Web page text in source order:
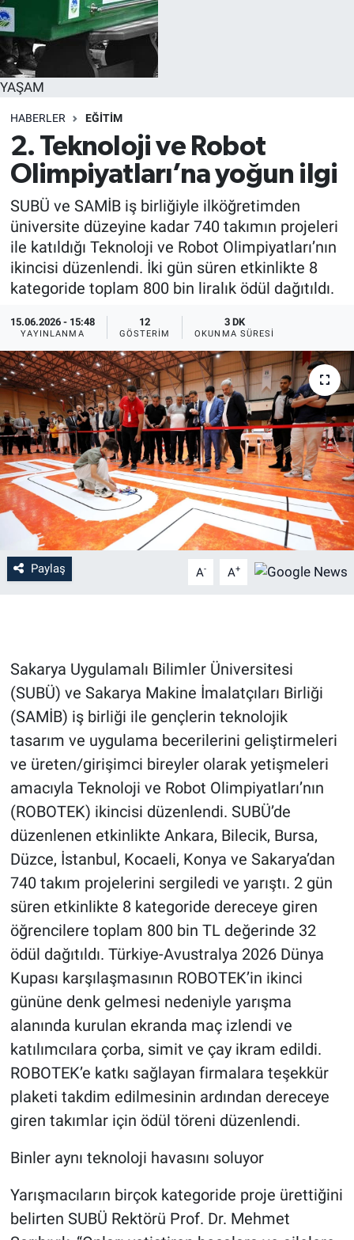
YAŞAM
HABERLER EĞİTİM
2. Teknoloji ve Robot
Olimpiyatları’na yoğun ilgi
SUBÜ ve SAMİB iş birliğiyle ilköğretimden
üniversite düzeyine kadar 740 takımın projeleri
ile katıldığı Teknoloji ve Robot Olimpiyatları’nın
ikincisi düzenlendi. İki gün süren etkinlikte 8
kategoride toplam 800 bin liralık ödül dağıtıldı.
15.06.2026 - 15:48
YAYINLANMA
12
GÖSTERIM
3 DK
OKUNMA SÜRESI
Paylaş A- A+
Sakarya Uygulamalı Bilimler Üniversitesi
(SUBÜ) ve Sakarya Makine İmalatçıları Birliği
(SAMİB) iş birliği ile gençlerin teknolojik
tasarım ve uygulama becerilerini geliştirmeleri
ve üreten/girişimci bireyler olarak yetişmeleri
amacıyla Teknoloji ve Robot Olimpiyatları’nın
(ROBOTEK) ikincisi düzenlendi. SUBÜ’de
düzenlenen etkinlikte Ankara, Bilecik, Bursa,
Düzce, İstanbul, Kocaeli, Konya ve Sakarya’dan
740 takım projelerini sergiledi ve yarıştı. 2 gün
süren etkinlikte 8 kategoride dereceye giren
öğrencilere toplam 800 bin TL değerinde 32
ödül dağıtıldı. Türkiye-Avustralya 2026 Dünya
Kupası karşılaşmasının ROBOTEK’in ikinci
gününe denk gelmesi nedeniyle yarışma
alanında kurulan ekranda maç izlendi ve
katılımcılara çorba, simit ve çay ikram edildi.
ROBOTEK’e katkı sağlayan firmalara teşekkür
plaketi takdim edilmesinin ardından dereceye
giren takımlar için ödül töreni düzenlendi.
Binler aynı teknoloji havasını soluyor
Yarışmacıların birçok kategoride proje ürettiğini
belirten SUBÜ Rektörü Prof. Dr. Mehmet